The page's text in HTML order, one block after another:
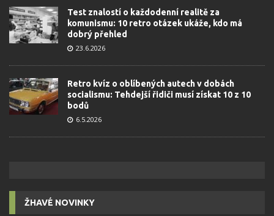
Test znalostí o každodenní realitě za
komunismu: 10 retro otázek ukáže, kdo má
dobrý přehled
23.6.2026
Retro kvíz o oblíbených autech v dobách
socialismu: Tehdejší řidiči musí získat 10 z 10
bodů
6.5.2026
ŽHAVÉ NOVINKY